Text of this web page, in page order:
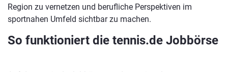
Region zu vernetzen und berufliche Perspektiven im
sportnahen Umfeld sichtbar zu machen.
So funktioniert die tennis.de Jobbörse